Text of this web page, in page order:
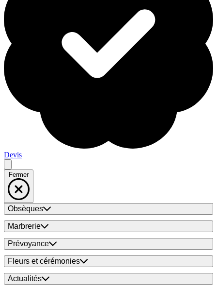
Devis
Fermer
Obsèques
Marbrerie
Prévoyance
Fleurs et cérémonies
Actualités